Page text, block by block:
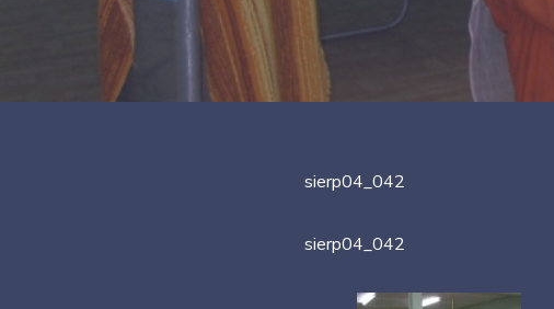
sierp04_042
sierp04_042